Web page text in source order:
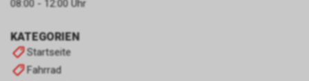
KATEGORIEN
Startseite
Fahrrad
08:00 - 12:00 Uhr